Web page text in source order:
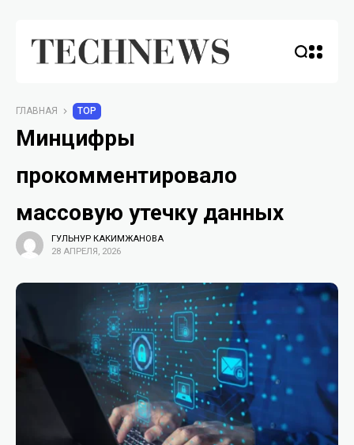
ГЛАВНАЯ TOP
Минцифры
прокомментировало
массовую утечку данных
ГУЛЬНУР КАКИМЖАНОВА
28 АПРЕЛЯ, 2026